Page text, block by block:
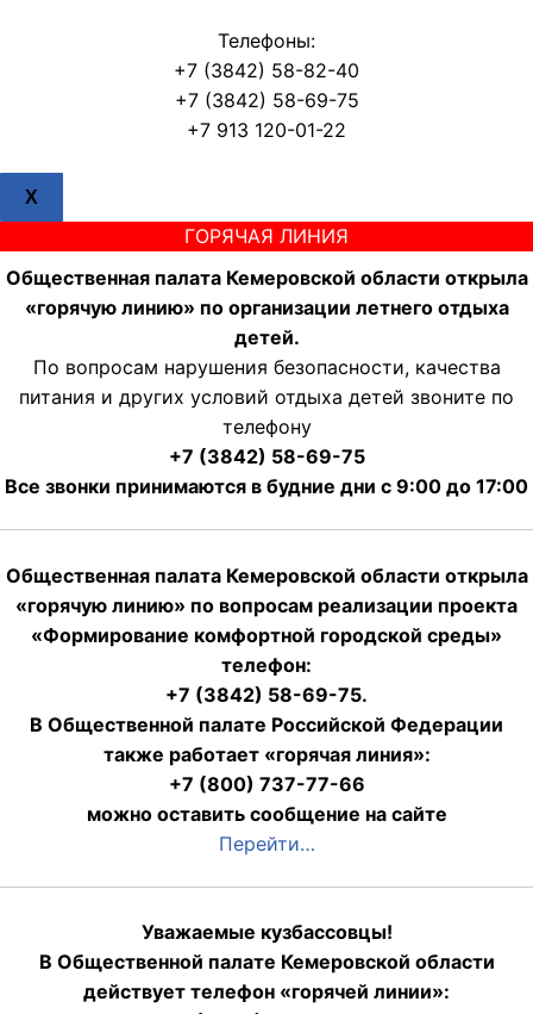
Телефоны:
+7 (3842) 58-82-40
+7 (3842) 58-69-75
+7 913 120-01-22
X
ГОРЯЧАЯ ЛИНИЯ
Общественная палата Кемеровской области открыла
«горячую линию» по организации летнего отдыха
детей.
По вопросам нарушения безопасности, качества
питания и других условий отдыха детей звоните по
телефону
+7 (3842) 58-69-75
Все звонки принимаются в будние дни с 9:00 до 17:00
Общественная палата Кемеровской области открыла
«горячую линию» по вопросам реализации проекта
«Формирование комфортной городской среды»
телефон:
+7 (3842) 58-69-75.
В Общественной палате Российской Федерации
также работает «горячая линия»:
+7 (800) 737-77-66
можно оставить сообщение на сайте
Перейти…
Уважаемые кузбассовцы!
В Общественной палате Кемеровской области
действует телефон «горячей линии»: